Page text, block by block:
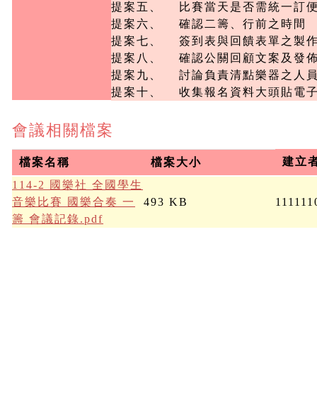
提案五、	比賽當天是否需統一訂便當
提案六、	確認二籌、行前之時間
提案七、	簽到表與回饋表單之製作
提案八、	確認公關回顧文案及發佈時間
提案九、	討論負責清點樂器之人員
提案十、	收集報名資料大頭貼電
會議相關檔案
檔案名稱 檔案大小
建立
114-2 國樂社 全國學生
音樂比賽 國樂合奏 一
籌 會議記錄.pdf
493 KB